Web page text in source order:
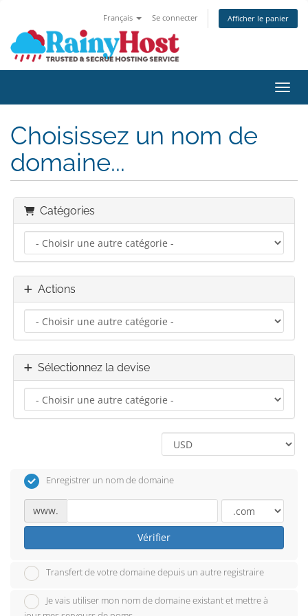
Français Se connecter Afficher le panier
Choisissez un nom de
domaine...
Catégories
Actions
Sélectionnez la devise
Enregistrer un nom de domaine
www.
Vérifier
Transfert de votre domaine depuis un autre registraire
Je vais utiliser mon nom de domaine existant et mettre à